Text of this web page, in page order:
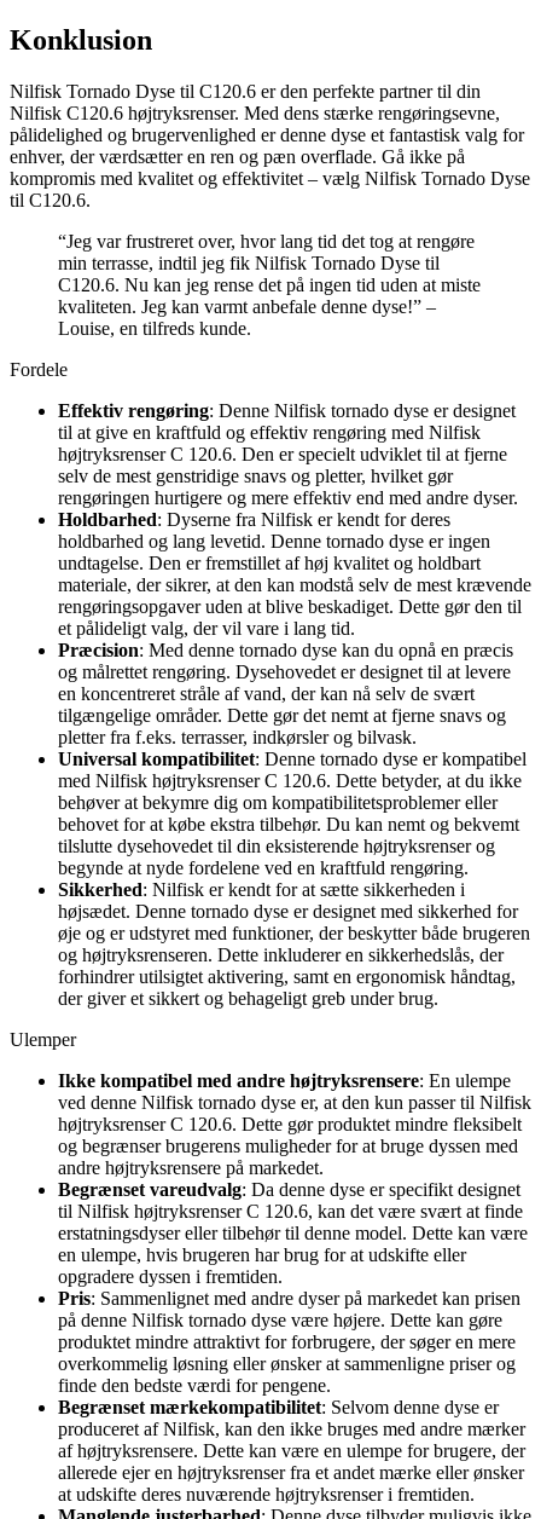
Konklusion
Nilfisk Tornado Dyse til C120.6 er den perfekte partner til din
Nilfisk C120.6 højtryksrenser. Med dens stærke rengøringsevne,
pålidelighed og brugervenlighed er denne dyse et fantastisk valg for
enhver, der værdsætter en ren og pæn overflade. Gå ikke på
kompromis med kvalitet og effektivitet – vælg Nilfisk Tornado Dyse
til C120.6.
“Jeg var frustreret over, hvor lang tid det tog at rengøre
min terrasse, indtil jeg fik Nilfisk Tornado Dyse til
C120.6. Nu kan jeg rense det på ingen tid uden at miste
kvaliteten. Jeg kan varmt anbefale denne dyse!” –
Louise, en tilfreds kunde.
Fordele
Effektiv rengøring: Denne Nilfisk tornado dyse er designet
til at give en kraftfuld og effektiv rengøring med Nilfisk
højtryksrenser C 120.6. Den er specielt udviklet til at fjerne
selv de mest genstridige snavs og pletter, hvilket gør
rengøringen hurtigere og mere effektiv end med andre dyser.
Holdbarhed: Dyserne fra Nilfisk er kendt for deres
holdbarhed og lang levetid. Denne tornado dyse er ingen
undtagelse. Den er fremstillet af høj kvalitet og holdbart
materiale, der sikrer, at den kan modstå selv de mest krævende
rengøringsopgaver uden at blive beskadiget. Dette gør den til
et pålideligt valg, der vil vare i lang tid.
Præcision: Med denne tornado dyse kan du opnå en præcis
og målrettet rengøring. Dysehovedet er designet til at levere
en koncentreret stråle af vand, der kan nå selv de svært
tilgængelige områder. Dette gør det nemt at fjerne snavs og
pletter fra f.eks. terrasser, indkørsler og bilvask.
Universal kompatibilitet: Denne tornado dyse er kompatibel
med Nilfisk højtryksrenser C 120.6. Dette betyder, at du ikke
behøver at bekymre dig om kompatibilitetsproblemer eller
behovet for at købe ekstra tilbehør. Du kan nemt og bekvemt
tilslutte dysehovedet til din eksisterende højtryksrenser og
begynde at nyde fordelene ved en kraftfuld rengøring.
Sikkerhed: Nilfisk er kendt for at sætte sikkerheden i
højsædet. Denne tornado dyse er designet med sikkerhed for
øje og er udstyret med funktioner, der beskytter både brugeren
og højtryksrenseren. Dette inkluderer en sikkerhedslås, der
forhindrer utilsigtet aktivering, samt en ergonomisk håndtag,
der giver et sikkert og behageligt greb under brug.
Ulemper
Ikke kompatibel med andre højtryksrensere: En ulempe
ved denne Nilfisk tornado dyse er, at den kun passer til Nilfisk
højtryksrenser C 120.6. Dette gør produktet mindre fleksibelt
og begrænser brugerens muligheder for at bruge dyssen med
andre højtryksrensere på markedet.
Begrænset vareudvalg: Da denne dyse er specifikt designet
til Nilfisk højtryksrenser C 120.6, kan det være svært at finde
erstatningsdyser eller tilbehør til denne model. Dette kan være
en ulempe, hvis brugeren har brug for at udskifte eller
opgradere dyssen i fremtiden.
Pris: Sammenlignet med andre dyser på markedet kan prisen
på denne Nilfisk tornado dyse være højere. Dette kan gøre
produktet mindre attraktivt for forbrugere, der søger en mere
overkommelig løsning eller ønsker at sammenligne priser og
finde den bedste værdi for pengene.
Begrænset mærkekompatibilitet: Selvom denne dyse er
produceret af Nilfisk, kan den ikke bruges med andre mærker
af højtryksrensere. Dette kan være en ulempe for brugere, der
allerede ejer en højtryksrenser fra et andet mærke eller ønsker
at udskifte deres nuværende højtryksrenser i fremtiden.